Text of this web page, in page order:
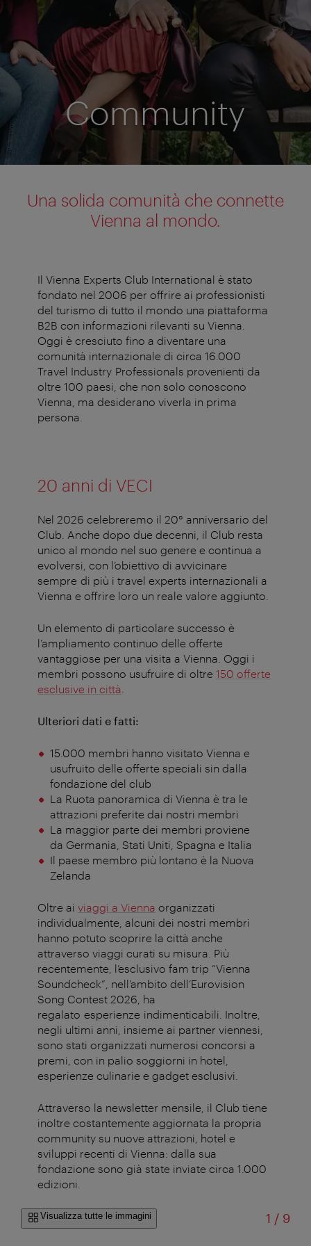
Community
Una solida comunità che connette
Vienna al mondo.
Il Vienna Experts Club International è stato
fondato nel 2006 per offrire ai professionisti
del turismo di tutto il mondo una piattaforma
B2B con informazioni rilevanti su Vienna.
Oggi è cresciuto fino a diventare una
comunità internazionale di circa 16.000
Travel Industry Professionals provenienti da
oltre 100 paesi, che non solo conoscono
Vienna, ma desiderano viverla in prima
persona.
20 anni di VECI
Nel 2026 celebreremo il 20° anniversario del
Club. Anche dopo due decenni , il Club resta
unico al mondo nel suo genere e continua a
evolversi con l’obiettivo di avvicinare
sempre di più i travel experts internazionali a
Vienna e offrire loro un reale valore aggiunto
Un elemento di particolare successo è
l’ampliamento continuo delle offerte
vantaggiose per una visita a Vienna. Oggi i
membri possono usufruire di oltre 150 offerte
esclusive in città
Ulteriori dati e fatti:
15.000 membri hanno visitato Vienna e
usufruito delle offerte speciali sin dalla
fondazione del club
La Ruota panoramica di Vienna è tra le
attrazioni preferite dai nostri membri
La maggior parte dei membri proviene
da Germania, Stati Uniti, Spagna e Italia
Il paese membro più lontano è la Nuova
Zelanda
Oltre ai viaggi a Vienna organizzati
individualmente alcuni dei nostri membri
hanno potuto scoprire la città anche
attraverso viaggi curati su misura . Più
recentemente l’esclusivo fam trip “Vienna
Soundcheck”, nell’ambito dell’Eurovision
Song Contest 2026, ha
regalato esperienze indimenticabili Inoltre
negli ultimi anni insieme ai partner viennesi
sono stati organizzati numerosi concorsi a
premi con in palio soggiorni in hotel
esperienze culinarie e gadget esclusivi
Attraverso la newsletter mensile , il Club tiene
inoltre costantemente aggiornata la propria
community su nuove attrazioni hotel e
sviluppi recenti di Vienna: dalla sua
fondazione sono già state inviate circa 1.000
edizioni
Visualizza tutte le immagini 1 /di
9